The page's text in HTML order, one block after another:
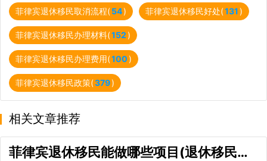
菲律宾退休移民取消流程(54) 菲律宾退休移民好处(131)
菲律宾退休移民办理材料(152)
菲律宾退休移民办理费用(100)
菲律宾退休移民政策(379)
相关文章推荐
菲律宾退休移民能做哪些项目(退休移民怎么办理)